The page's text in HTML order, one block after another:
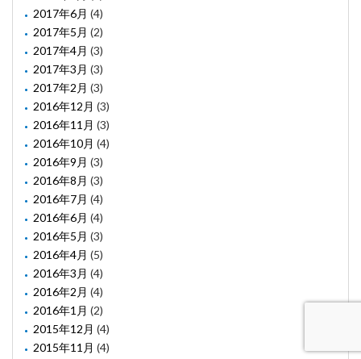
2017年6月 (4)
2017年5月 (2)
2017年4月 (3)
2017年3月 (3)
2017年2月 (3)
2016年12月 (3)
2016年11月 (3)
2016年10月 (4)
2016年9月 (3)
2016年8月 (3)
2016年7月 (4)
2016年6月 (4)
2016年5月 (3)
2016年4月 (5)
2016年3月 (4)
2016年2月 (4)
2016年1月 (2)
2015年12月 (4)
2015年11月 (4)